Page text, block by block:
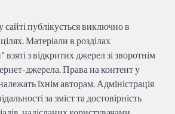
публікується виключно в
Матеріали в розділах
з відкритих джерел зі зворотнім
джерела. Права на контент у
їхнім авторам. Адміністрація
за зміст та достовірність